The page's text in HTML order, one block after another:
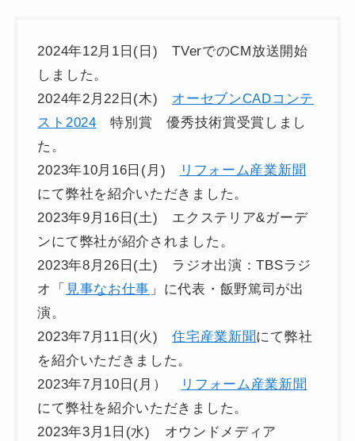
2024年12月1日(日) TVerでのCM放送開始
しました。
2024年2月22日(木) オーセブンCADコンテ
スト2024 特別賞 優秀技術賞受賞しまし
た。
2023年10月16日(月)
リフォーム産業新聞
にて弊社を紹介いただきました。
2023年9月16日(土) エクステリア&ガーデ
ンにて弊社が紹介されました。
2023年8月26日(土) ラジオ出演：TBSラジ
オ「 見事なお仕事 」に代表・飯野篤司が出
演。
2023年7月11日(火)住宅産業新聞にて弊社
を紹介いただきました。
2023年7月10日(月）
リフォーム産業新聞
にて弊社を紹介いただきました。
2023年3月1日(水) オウンドメディア